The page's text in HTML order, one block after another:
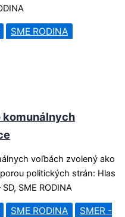
SME RODINA
komunálnych
voľbách zvolený ako
politických strán: Hlas
SME RODINA
SME RODINA
SMER -